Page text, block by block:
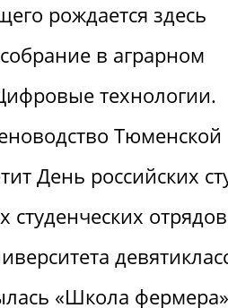
рождается здесь
в аграрном
технологии.
Тюменской
День российских
студенческих
«Школа фермера»